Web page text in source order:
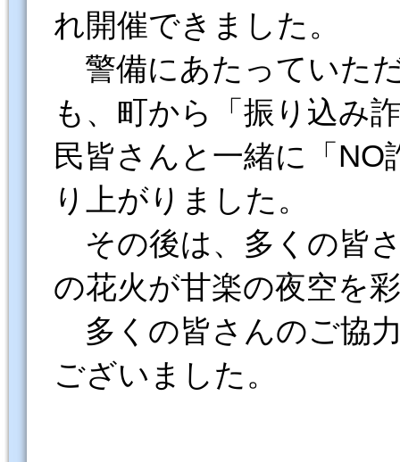
れ開催できました。
警備にあたっていた
も、町から「振り込み
民皆さんと一緒に「
り上がりました。
その後は、多くの皆
の花火が甘楽の夜空を
多くの皆さんのご協
ございました。